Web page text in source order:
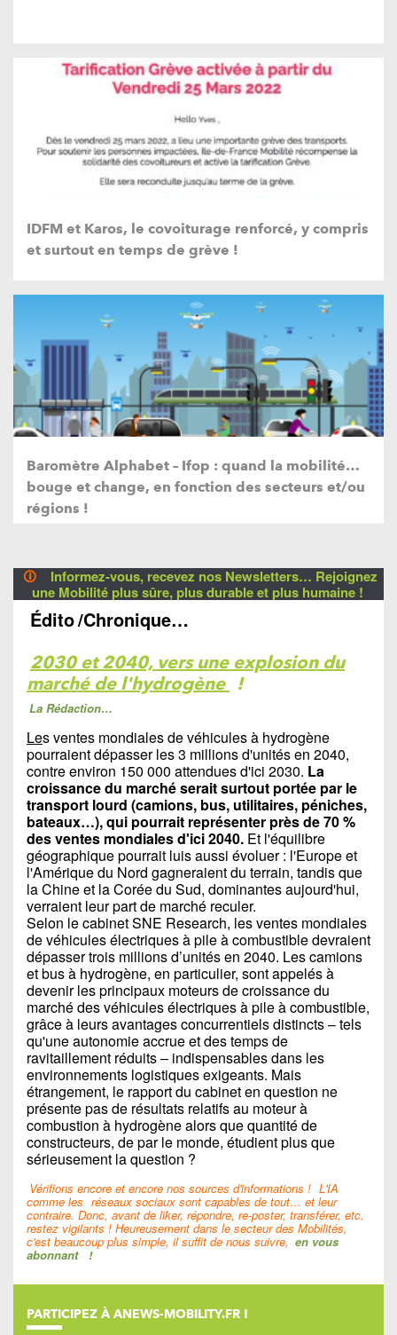
IDFM et Karos, le covoiturage renforcé, y compris
et surtout en temps de grève !
Baromètre Alphabet – Ifop : quand la mobilité…
bouge et change, en fonction des secteurs et/ou
régions !
🛈
Informez-vous, recevez nos Newsletters… Rejoignez
une Mobilité plus sûre, plus durable et plus humaine !
Édito/Chronique…
2030 et 2040, vers une explosion du
marché de l'hydrogène !
La Rédaction…
Les ventes mondiales de véhicules à hydrogène
pourraient dépasser les 3 millions d'unités en 2040,
contre environ 150 000 attendues d'ici 2030. La
croissance du marché serait surtout portée par le
transport lourd (camions, bus, utilitaires, péniches,
bateaux…), qui pourrait représenter près de 70 %
des ventes mondiales d'ici 2040. Et l'équilibre
géographique pourrait luis aussi évoluer : l'Europe et
l'Amérique du Nord gagneraient du terrain, tandis que
la Chine et la Corée du Sud, dominantes aujourd'hui,
verraient leur part de marché reculer.
Selon le cabinet SNE Research, les ventes mondiales
de véhicules électriques à pile à combustible devraient
dépasser trois millions d’unités en 2040. Les camions
et bus à hydrogène, en particulier, sont appelés à
devenir les principaux moteurs de croissance du
marché des véhicules électriques à pile à combustible,
grâce à leurs avantages concurrentiels distincts – tels
qu'une autonomie accrue et des temps de
ravitaillement réduits – indispensables dans les
environnements logistiques exigeants. Mais
étrangement, le rapport du cabinet en question ne
présente pas de résultats relatifs au moteur à
combustion à hydrogène alors que quantité de
constructeurs, de par le monde, étudient plus que
sérieusement la question ?
Vérifions encore et encore nos sources d'informations ! L'IA
comme les réseaux sociaux sont capables de tout… et leur
contraire. Donc, avant de liker, répondre, re-poster, transférer, etc.
restez vigilants ! Heureusement dans le secteur des Mobilités,
c'est beaucoup plus simple, il suffit de nous suivre, en vous
abonnant !
PARTICIPEZ À ANEWS-MOBILITY.FR !